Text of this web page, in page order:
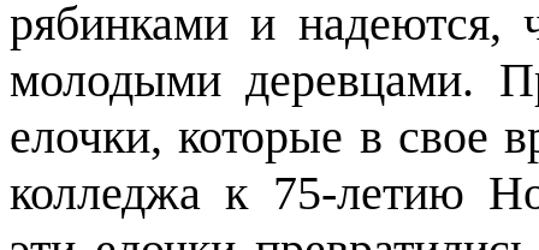
рябинками и надеются,
молодыми деревцами.
елочки, которые в свое
колледжа к 75-летию